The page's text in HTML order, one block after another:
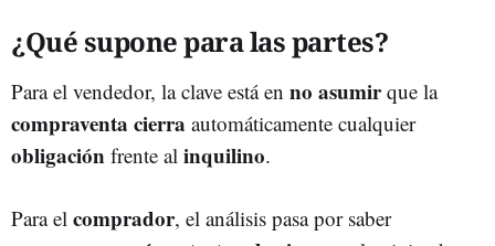
¿Qué supone para las partes?
Para el vendedor, la clave está en no asumirque la
compraventa cierra automáticamente cualquier
obligación frente al inquilino.
Para el comprador, el análisis pasa por saber